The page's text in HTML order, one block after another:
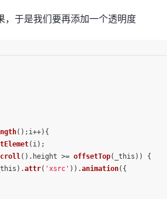
，于是我们要再添加一个透明度
();i++){
(i);
(). height >= offsetTop(_this)) {
attr( 'xsrc' )).animation({